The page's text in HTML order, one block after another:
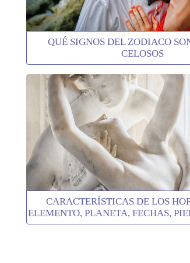
QUÉ SIGNOS DEL ZODIACO
CELOSOS
CARACTERÍSTICAS DE LOS
ELEMENTO, PLANETA, FECHAS,